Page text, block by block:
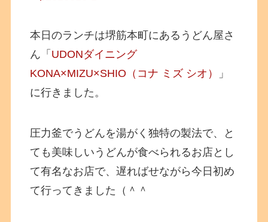
本日のランチは堺筋本町にあるうどん屋さ
ん「 UDONダイニング
KONA×MIZU×SHIO（コナ ミズ シオ）
」
に行きました。
圧力釜でうどんを湯がく独特の製法で、と
ても美味しいうどんが食べられるお店とし
て有名なお店で、遅ればせながら今日初め
て行ってきました（＾＾